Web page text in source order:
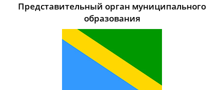
Представительный орган муниципального
образования